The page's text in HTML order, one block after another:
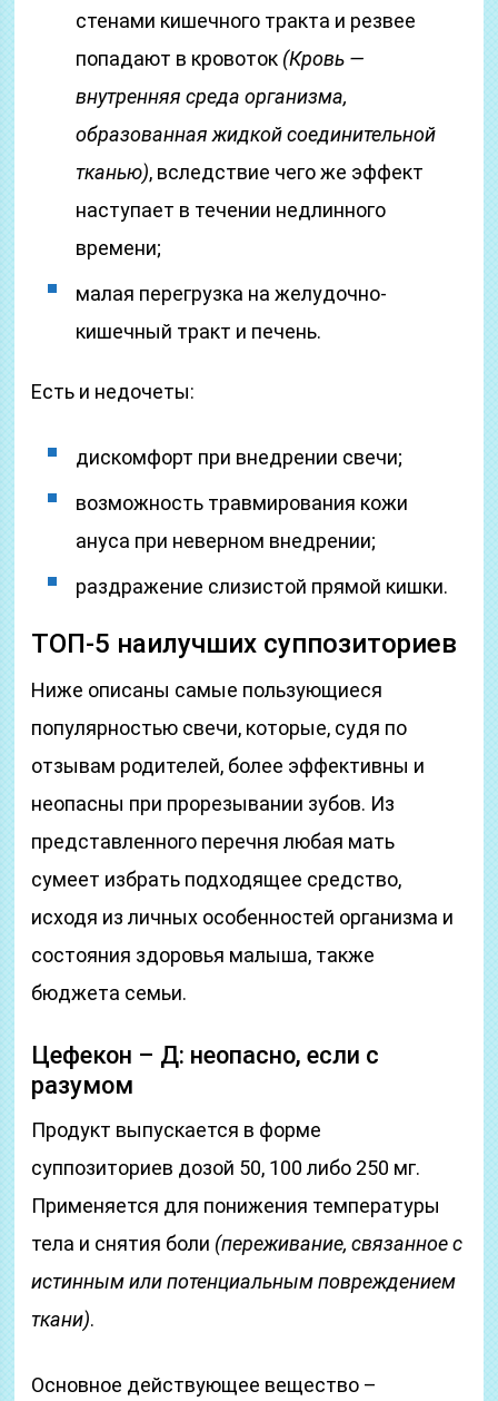
стенами кишечного тракта и резвее
попадают в кровоток (Кровь —
внутренняя среда организма,
образованная жидкой соединительной
тканью), вследствие чего же эффект
наступает в течении недлинного
времени;
малая перегрузка на желудочно-
кишечный тракт и печень.
Есть и недочеты:
дискомфорт при внедрении свечи;
возможность травмирования кожи
ануса при неверном внедрении;
раздражение слизистой прямой кишки.
ТОП-5 наилучших суппозиториев
Ниже описаны самые пользующиеся
популярностью свечи, которые, судя по
отзывам родителей, более эффективны и
неопасны при прорезывании зубов. Из
представленного перечня любая мать
сумеет избрать подходящее средство,
исходя из личных особенностей организма и
состояния здоровья малыша, также
бюджета семьи.
Цефекон – Д: неопасно, если с
разумом
Продукт выпускается в форме
суппозиториев дозой 50, 100 либо 250 мг.
Применяется для понижения температуры
тела и снятия боли (переживание, связанное с
истинным или потенциальным повреждением
ткани).
Основное действующее вещество –